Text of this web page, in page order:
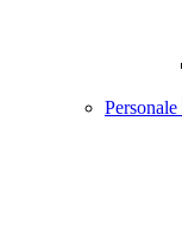
Personale